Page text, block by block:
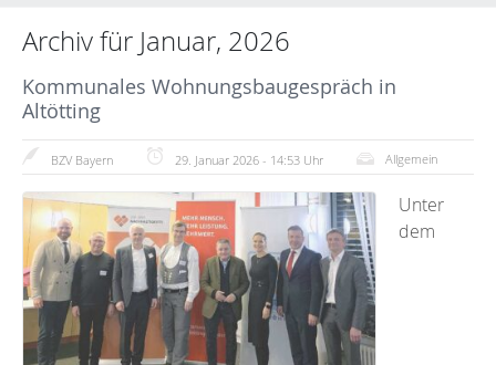
Archiv für Januar, 2026
Kommunales Wohnungsbaugespräch in
Altötting
BZV Bayern 29. Januar 2026 - 14:53 Uhr Allgemein
Unter
dem